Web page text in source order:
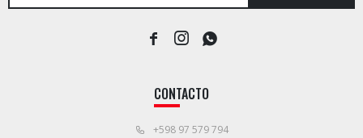
CONTACTO
+598 97 579 794
  